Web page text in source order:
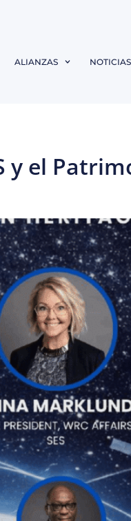
ALIANZAS
y el